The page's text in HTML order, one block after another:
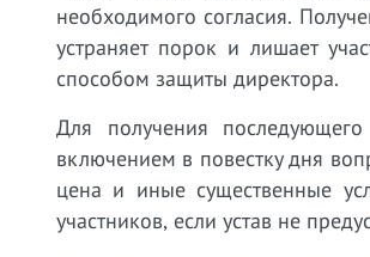
необходимого согласия.
устраняет порок и лишает
способом защиты директора.
Для получения
включением в повестку дня
цена и иные существенные
участников, если устав не